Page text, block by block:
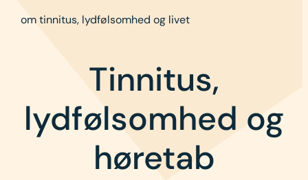
om tinnitus, lydfølsomhed og livet
Tinnitus,
lydfølsomhed og
høretab